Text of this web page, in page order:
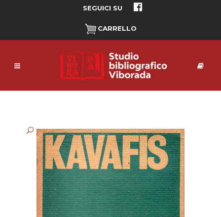
SEGUICI SU
CARRELLO